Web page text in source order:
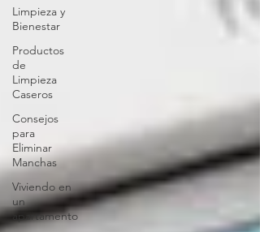
Limpieza y
Bienestar
Productos
de
Limpieza
Caseros
Consejos
para
Eliminar
Manchas
Viviendo en
un
apartamento